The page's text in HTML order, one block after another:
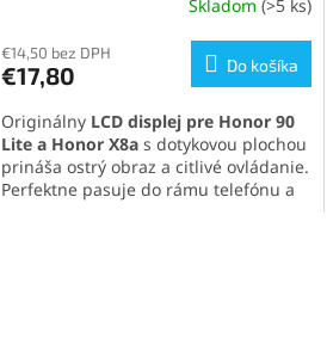
Skladom (>5 ks)
€14,50 bez DPH
€17,80 Do košíka
Originálny LCD displej pre Honor 90
Lite a Honor X8a s dotykovou plochou
prináša ostrý obraz a citlivé ovládanie.
Perfektne pasuje do rámu telefónu a